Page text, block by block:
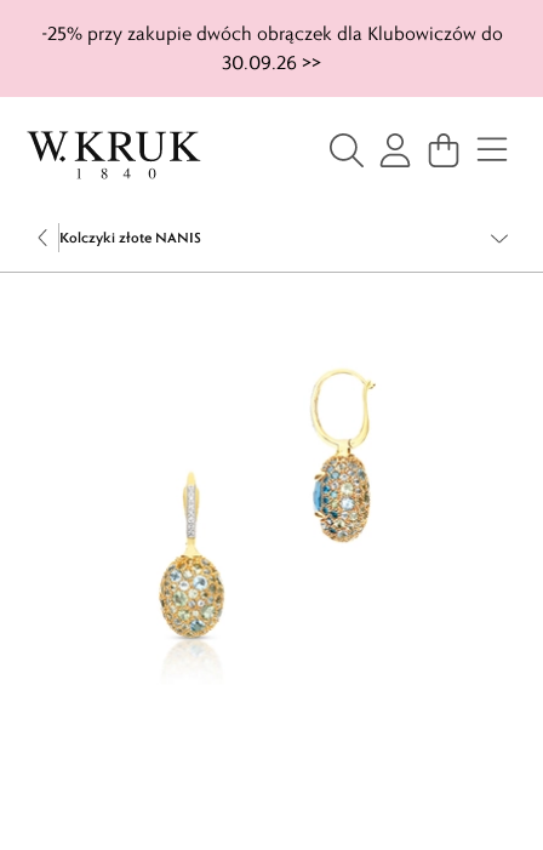
-25% przy zakupie dwóch obrączek dla Klubowiczów do
30.09.26 >>
Kolczyki złote NANIS